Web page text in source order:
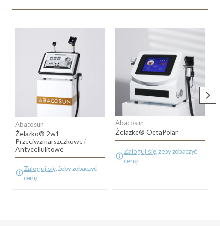
Abacosun
Żelazko® 2w1
Przeciwzmarszczkowe i
Antycellulitowe
Zaloguj się, żeby zobaczyć
cenę
Abacosun
Żelazko® OctaPolar
Zaloguj się, żeby zobaczyć
cenę